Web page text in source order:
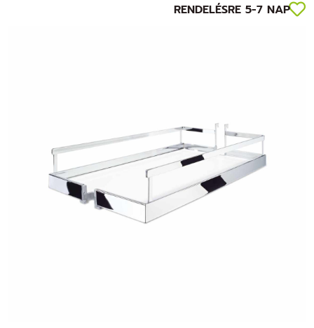
RENDELÉSRE 5-7 NAP